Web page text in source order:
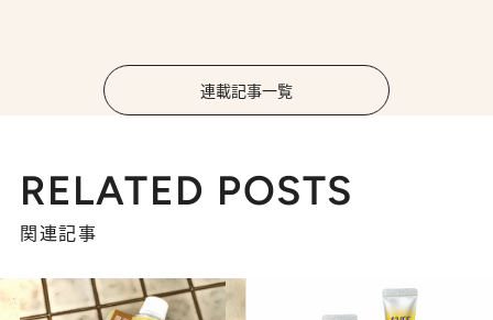
連載記事一覧
RELATED POSTS
関連記事